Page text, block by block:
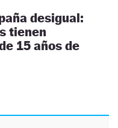
desigual:
tienen
15 años de